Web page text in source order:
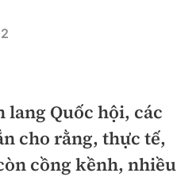
lang Quốc hội, các
cho rằng, thực tế,
cồng kềnh, nhiều